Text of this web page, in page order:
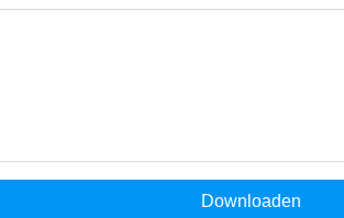
Downloaden